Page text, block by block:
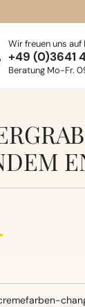
Wir freuen uns auf
+49 (0)3641
Beratung Mo-Fr.